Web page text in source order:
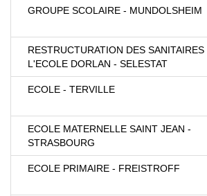
GROUPE SCOLAIRE - MUNDOLSHEIM
RESTRUCTURATION DES SANITAIRES
L'ECOLE DORLAN - SELESTAT
ECOLE - TERVILLE
ECOLE MATERNELLE SAINT JEAN -
STRASBOURG
ECOLE PRIMAIRE - FREISTROFF